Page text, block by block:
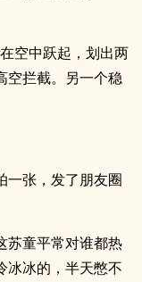
空中跃起，划出两
空拦截。另一个稳
一张，发了朋友圈
苏童平常对谁都热
冰冰的，半天憋不